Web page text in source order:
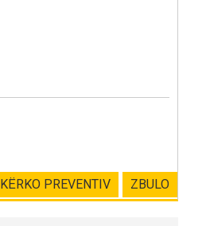
ZBULO
KËRKO PREVENTIV